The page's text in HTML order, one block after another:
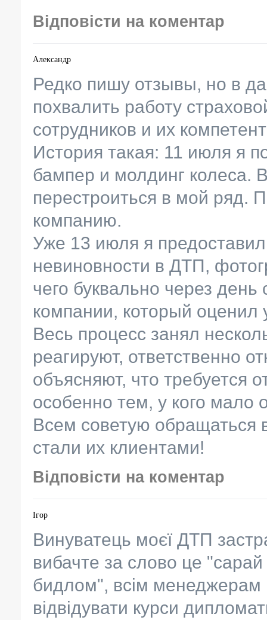
Відповісти на коментар
Александр
Редко пишу отзывы, но в
похвалить работу
сотрудников и их
История такая: 11 июля я
бампер и молдинг колеса.
перестроиться в мой ряд.
компанию.
Уже 13 июля я
невиновности в ДТП,
чего буквально через день
компании, который оценил
Весь процесс занял
реагируют, ответственно
объясняют, что требуется
особенно тем, у кого мало
Всем советую обращаться
стали их клиентами!
Відповісти на коментар
Ігор
Винуватець моєї ДТП
вибачте за слово це
бидлом", всім менеджерам
відвідувати курси